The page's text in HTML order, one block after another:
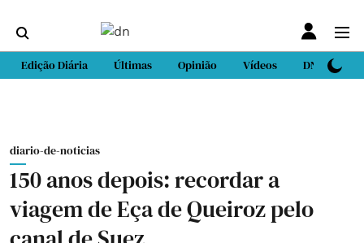
Edição Diária Últimas Opinião Vídeos DN Sport
diario-de-noticias
150 anos depois: recordar a
viagem de Eça de Queiroz pelo